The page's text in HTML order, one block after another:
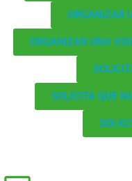
ORGANIZAR
ORGANIZAR UNA
SOLICITA QUE